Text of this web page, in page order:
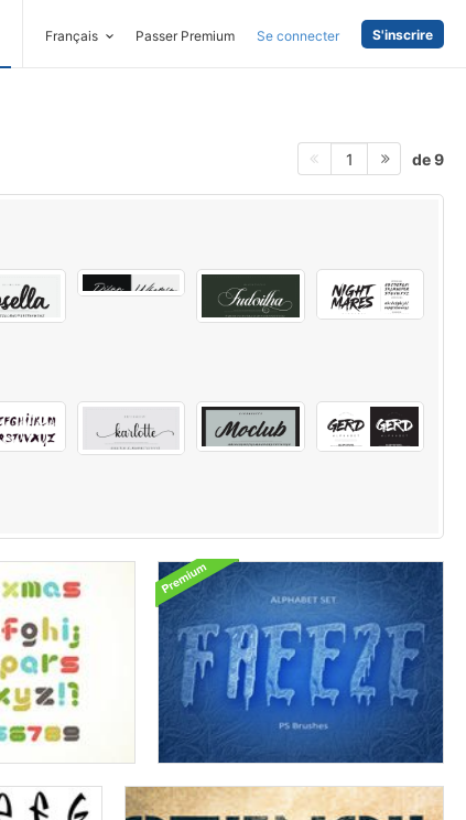
Français Passer Premium Se connecter S'inscrire
1 de 9